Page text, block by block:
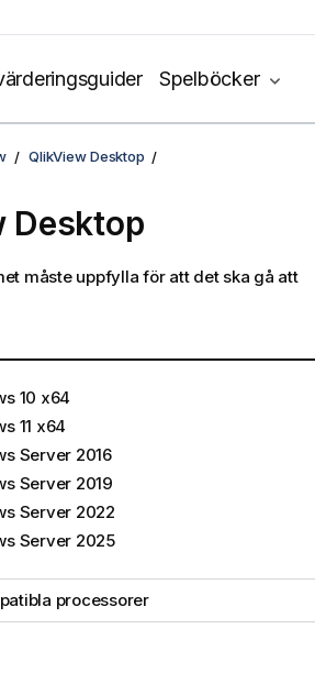
Spelböcker
QlikView Desktop
Desktop
måste uppfylla för att det ska gå att
10 x64
11 x64
Server 2016
Server 2019
Server 2022
Server 2025
processorer